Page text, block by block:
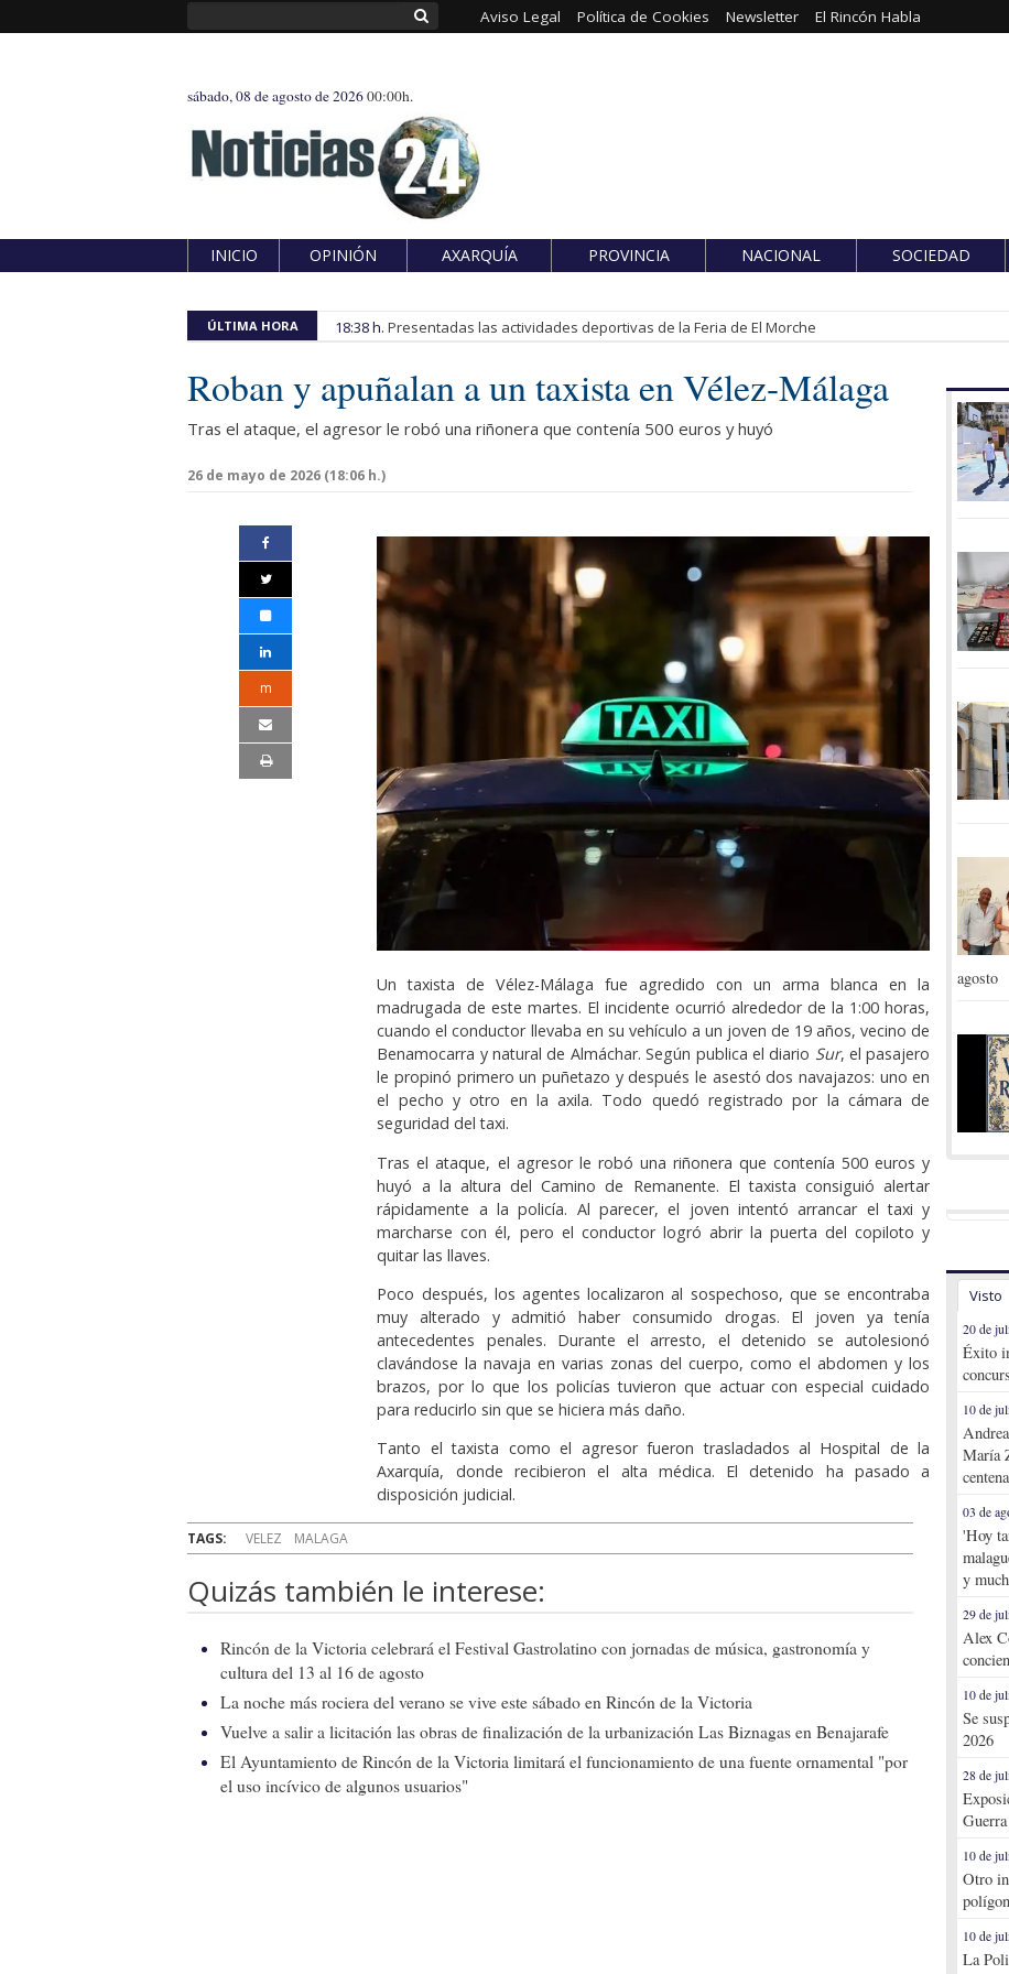
Aviso Legal Política de Cookies Newsletter El Rincón Habla
sábado, 08 de agosto de 202600:00h.
INICIO OPINIÓN AXARQUÍA PROVINCIA NACIONAL SOCIEDAD
ÚLTIMA HORA 18:38 h. Presentadas las actividades deportivas de la Feria de El Morche
Roban y apuñalan a un taxista en Vélez-Málaga
Tras el ataque, el agresor le robó una riñonera que contenía 500 euros y huyó
26 de mayo de 2026 (18:06 h.)
m
Un taxista de Vélez-Málaga fue agredido con un arma blanca en la
madrugada de este martes. El incidente ocurrió alrededor de la 1:00 horas,
cuando el conductor llevaba en su vehículo a un joven de 19 años, vecino de
Benamocarra y natural de Almáchar. Según publica el diario Sur, el pasajero
le propinó primero un puñetazo y después le asestó dos navajazos: uno en
el pecho y otro en la axila. Todo quedó registrado por la cámara de
seguridad del taxi.
Tras el ataque, el agresor le robó una riñonera que contenía 500 euros y
huyó a la altura del Camino de Remanente. El taxista consiguió alertar
rápidamente a la policía. Al parecer, el joven intentó arrancar el taxi y
marcharse con él, pero el conductor logró abrir la puerta del copiloto y
quitar las llaves.
Poco después, los agentes localizaron al sospechoso, que se encontraba
muy alterado y admitió haber consumido drogas. El joven ya tenía
antecedentes penales. Durante el arresto, el detenido se autolesionó
clavándose la navaja en varias zonas del cuerpo, como el abdomen y los
brazos, por lo que los policías tuvieron que actuar con especial cuidado
para reducirlo sin que se hiciera más daño.
Tanto el taxista como el agresor fueron trasladados al Hospital de la
Axarquía, donde recibieron el alta médica. El detenido ha pasado a
disposición judicial.
TAGS: VELEZ MALAGA
Quizás también le interese:
Rincón de la Victoria celebrará el Festival Gastrolatino con jornadas de música, gastronomía y
cultura del 13 al 16 de agosto
La noche más rociera del verano se vive este sábado en Rincón de la Victoria
Vuelve a salir a licitación las obras de finalización de la urbanización Las Biznagas en Benajarafe
El Ayuntamiento de Rincón de la Victoria limitará el funcionamiento de una fuente ornamental "por
el uso incívico de algunos usuarios"
agosto
Visto
20 de
Éxito
10 de
María
03 de
'Hoy
y
29 de
Alex
10 de
Se
2026
28 de
10 de
Otro
10 de
La